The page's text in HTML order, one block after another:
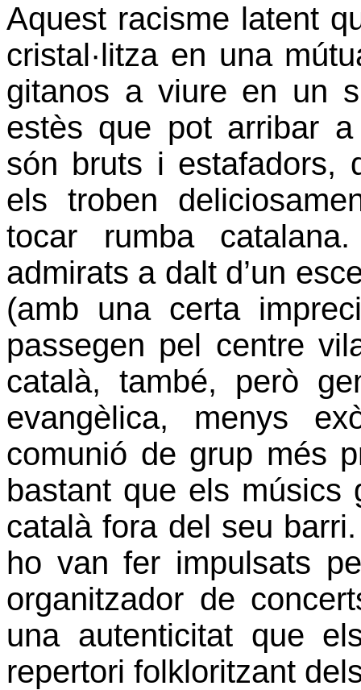
Aquest racisme latent
cristal·litza en una
gitanos a viure en un
estès que pot arribar
són bruts i estafadors,
els troben
tocar rumba
admirats a dalt d’un
(amb una certa
passegen pel centre
català, també, però
evangèlica, menys
comunió de grup més
bastant que els músics
català fora del seu
ho van fer impulsats
organitzador de
una autenticitat que
repertori folkloritzant